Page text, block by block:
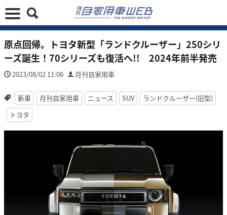
原点回帰。トヨタ新型「ランドクルーザー」250シリ
ーズ誕生！70シリーズも復活へ!! 2024年前半発売
2023/08/02 11:06 月刊自家用車
新車 月刊自家用車 ニュース SUV
ランドクルーザー(旧型)
トヨタ